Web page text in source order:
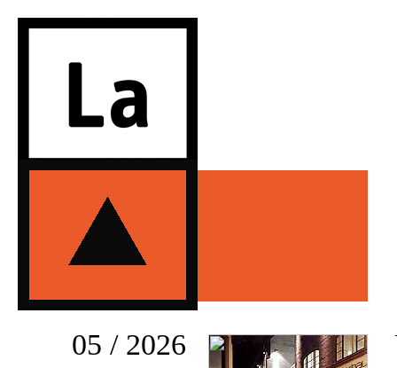
05 / 2026